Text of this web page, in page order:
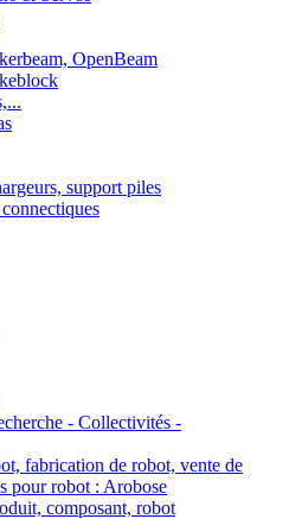
OpenBeam
support piles
- Collectivités -
fabrication de robot, vente de
pour robot : Arobose
composant, robot